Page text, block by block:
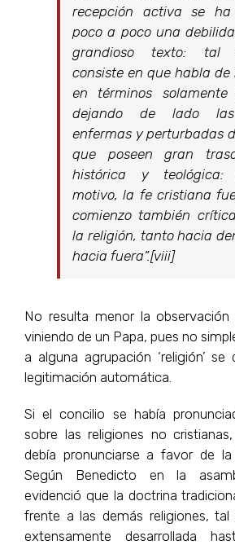
recepción activa se ha
poco a poco una
grandioso texto: tal
consiste en que habla de
en términos solamente
dejando de lado
enfermas y perturbadas
que poseen gran
histórica y
motivo, la fe cristiana
comienzo también
la religión, tanto hacia
hacia fuera”.[viii]
No resulta menor la
viniendo de un Papa, pues no
a alguna agrupación ‘religión’ se
legitimación automática.
Si el concilio se había
sobre las religiones no
debía pronunciarse a favor de la
Según Benedicto en la
evidenció que la doctrina
frente a las demás religiones,
extensamente desarrollada